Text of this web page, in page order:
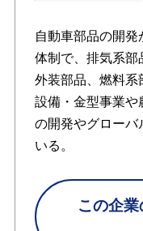
自動車部品の開
体制で、排気系部
外装部品、燃料系
設備・金型事業や
の開発やグローバ
いる。
この企